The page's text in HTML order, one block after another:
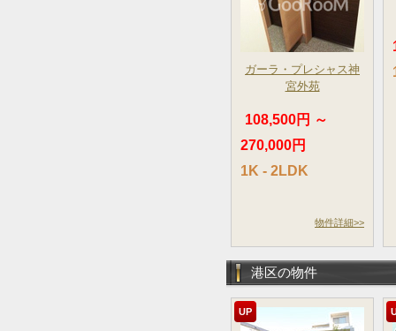
ガーラ・プレシャス神
宮外苑
108,500円 ～
270,000円
1K - 2LDK
物件詳細>>
港区の物件
UP